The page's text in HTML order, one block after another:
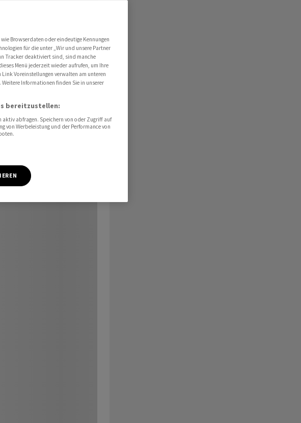
Browserdaten oder eindeutige Kennungen
für die unter „Wir und unsere Partner
Tracker deaktiviert sind, sind manche
Menü jederzeit wieder aufrufen, um Ihre
Voreinstellungen verwalten am unteren
Informationen finden Sie in unserer
bereitzustellen:
abfragen. Speichern von oder Zugriff auf
von Werbeleistung und der Performance von